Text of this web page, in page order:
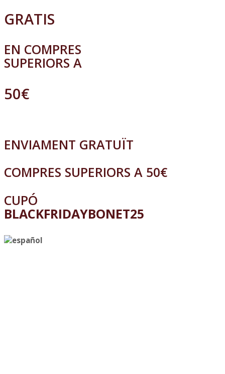
GRATIS
EN COMPRES
SUPERIORS A
50€
ENVIAMENT GRATUÏT
COMPRES SUPERIORS A 50€
CUPÓ
BLACKFRIDAYBONET25